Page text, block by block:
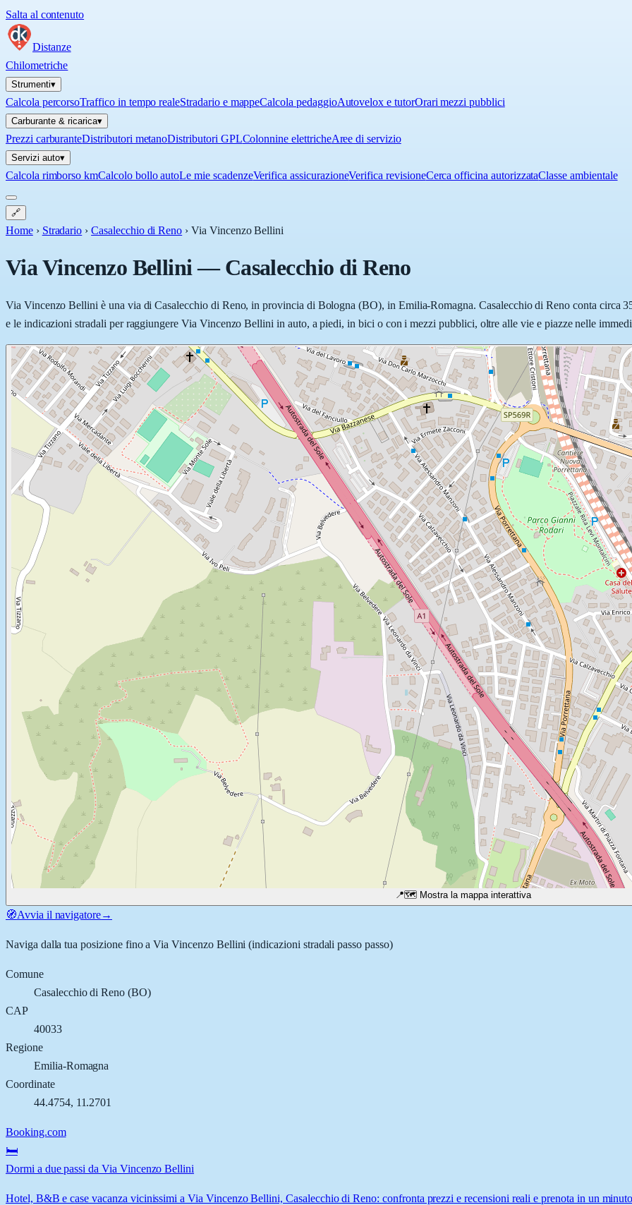
Salta al contenuto
Distanze
Chilometriche
Strumenti▾
Calcola percorsoTraffico in tempo realeStradario e mappeCalcola pedaggioAutovelox e tutorOrari mezzi pubblici
Carburante & ricarica▾
Prezzi carburanteDistributori metanoDistributori GPLColonnine elettricheAree di servizio
Servizi auto▾
Calcola rimborso kmCalcolo bollo autoLe mie scadenzeVerifica assicurazioneVerifica revisioneCerca officina autorizzataClasse ambientale
🔗
Home › Stradario › Casalecchio di Reno ›Via Vincenzo Bellini
Via Vincenzo Bellini—Casalecchio di Reno
Via Vincenzo Bellini è una via di Casalecchio di Reno, in provincia di Bologna (BO), in Emilia-Romagna. Casalecchio di Reno conta circa
e le indicazioni stradali per raggiungere Via Vincenzo Bellini in auto, a piedi, in bici o con i mezzi pubblici, oltre alle vie e piazze nelle
📍🗺️ Mostra la mappa interattiva
🧭Avvia il navigatore→
Naviga dalla tua posizione fino aVia Vincenzo Bellini (indicazioni stradali passo passo)
Comune
Casalecchio di Reno (BO)
CAP
40033
Regione
Emilia-Romagna
Coordinate
44.4754, 11.2701
Booking.com
🛏️
Dormi a due passi da Via Vincenzo Bellini
Hotel, B&B e case vacanza vicinissimi a Via Vincenzo Bellini, Casalecchio di Reno: confronta prezzi e recensioni reali e prenota in un